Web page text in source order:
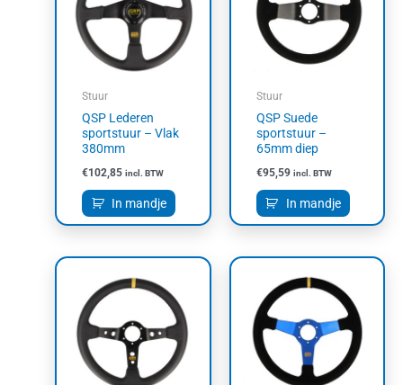
Stuur
QSP Lederen
sportstuur – Vlak
380mm
€102,85 incl. BTW
In mandje
Stuur
QSP Suede
sportstuur –
65mm diep
€95,59 incl. BTW
In mandje